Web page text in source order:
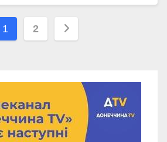
Навігація
1 2